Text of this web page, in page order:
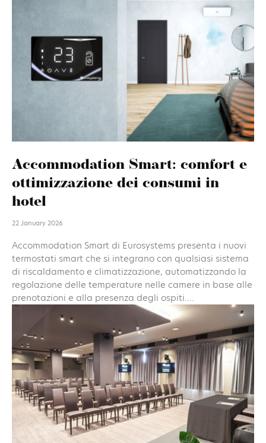
Accommodation Smart: comfort e
ottimizzazione dei consumi in
hotel
22 January 2026
Accommodation Smart di Eurosystems presenta i nuovi
termostati smart che si integrano con qualsiasi sistema
di riscaldamento e climatizzazione, automatizzando la
regolazione delle temperature nelle camere in base alle
prenotazioni e alla presenza degli ospiti....